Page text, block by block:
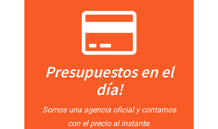
Presupuestos en el
día!
Somos una agencia oficial y contamos
con el precio al instante.